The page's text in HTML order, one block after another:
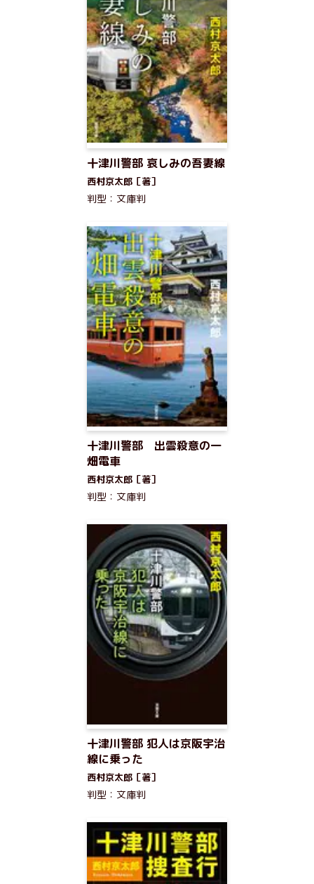
十津川警部 哀しみの吾妻線
西村京太郎［著］
判型：文庫判
十津川警部 出雲殺意の一
畑電車
西村京太郎［著］
判型：文庫判
十津川警部 犯人は京阪宇治
線に乗った
西村京太郎［著］
判型：文庫判